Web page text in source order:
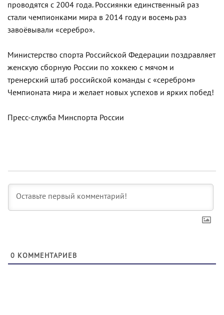
проводятся с 2004 года. Россиянки единственный раз
стали чемпионками мира в 2014 году и восемь раз
завоёвывали «серебро».
Министерство спорта Российской Федерации поздравляет
женскую сборную России по хоккею с мячом и
тренерский штаб российской команды с «серебром»
Чемпионата мира и желает новых успехов и ярких побед!
Пресс-служба Минспорта России
0 КОММЕНТАРИЕВ